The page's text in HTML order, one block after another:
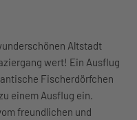
Altstadt
wert! Ein Ausflug
Fischerdörfchen
einem Ausflug ein.
freundlichen und